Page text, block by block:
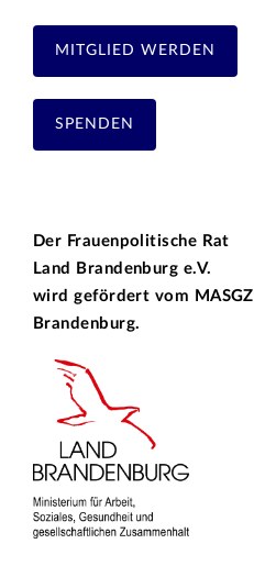
MITGLIED WERDEN
SPENDEN
Der Frauenpolitische Rat
Land Brandenburg e.V.
wird gefördert vom MASGZ
Brandenburg.